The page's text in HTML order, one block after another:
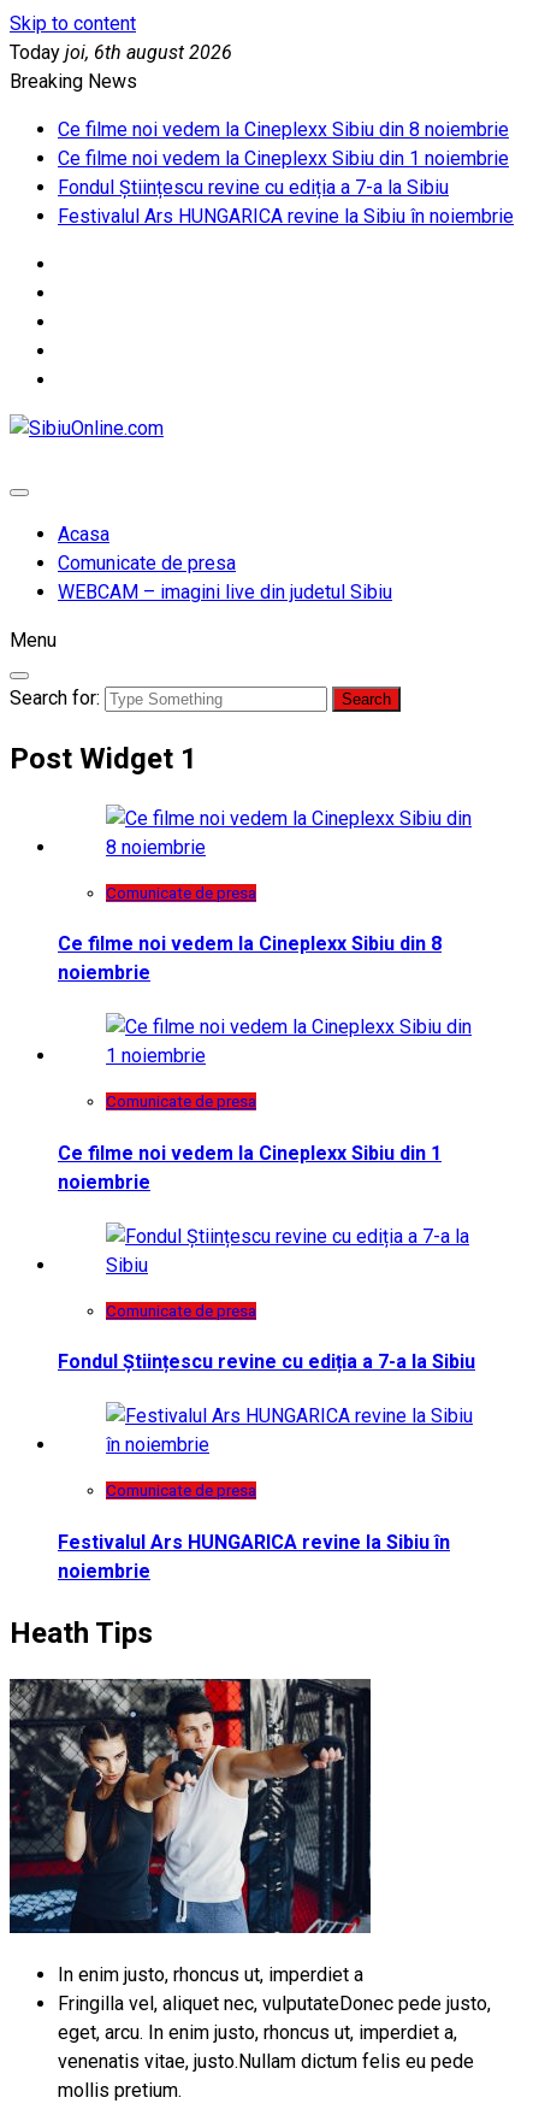
Skip to content
Today joi, 6th august 2026
Breaking News
Ce filme noi vedem la Cineplexx Sibiu din 8 noiembrie
Ce filme noi vedem la Cineplexx Sibiu din 1 noiembrie
Fondul Științescu revine cu ediția a 7-a la Sibiu
Festivalul Ars HUNGARICA revine la Sibiu în noiembrie
Acasa
Comunicate de presa
WEBCAM – imagini live din judetul Sibiu
Menu
Search for:
Post Widget 1
Comunicate de presa
Ce filme noi vedem la Cineplexx Sibiu din 8
noiembrie
Comunicate de presa
Ce filme noi vedem la Cineplexx Sibiu din 1
noiembrie
Comunicate de presa
Fondul Științescu revine cu ediția a 7-a la Sibiu
Comunicate de presa
Festivalul Ars HUNGARICA revine la Sibiu în
noiembrie
Heath Tips
In enim justo, rhoncus ut, imperdiet a
Fringilla vel, aliquet nec, vulputateDonec pede justo,
eget, arcu. In enim justo, rhoncus ut, imperdiet a,
venenatis vitae, justo.Nullam dictum felis eu pede
mollis pretium.